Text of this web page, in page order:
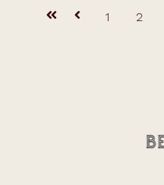
FørsteForrige
1 2